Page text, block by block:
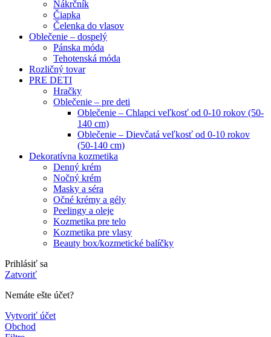
Nákrčník
Čiapka
Čelenka do vlasov
Oblečenie – dospelý
Pánska móda
Tehotenská móda
Rozličný tovar
PRE DETI
Hračky
Oblečenie – pre deti
Oblečenie – Chlapci veľkosť od 0-10 rokov (50-
140 cm)
Oblečenie – Dievčatá veľkosť od 0-10 rokov
(50-140 cm)
Dekoratívna kozmetika
Denný krém
Nočný krém
Masky a séra
Očné krémy a gély
Peelingy a oleje
Kozmetika pre telo
Kozmetika pre vlasy
Beauty box/kozmetické balíčky
Prihlásiť sa
Zatvoriť
Nemáte ešte účet?
Vytvoriť účet
Obchod